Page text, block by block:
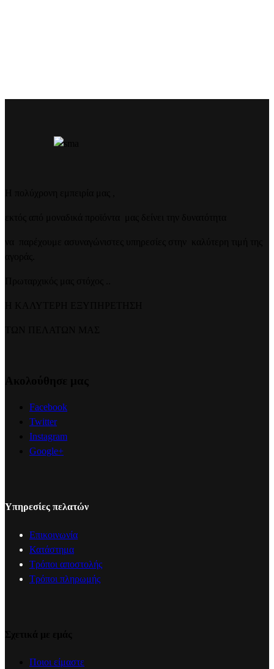
Facebook
Twitter
Instagram
Google+
Υπηρεσίες πελατών
Επικοινωνία
Κατάστημα
Τρόποι αποστολής
Τρόποι πληρωμής
Ποιοι είμαστε